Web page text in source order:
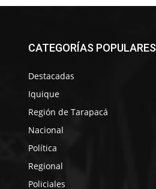
CATEGORÍAS POPULARES
Destacadas
Iquique
Región de Tarapacá
Nacional
Política
Regional
Policiales